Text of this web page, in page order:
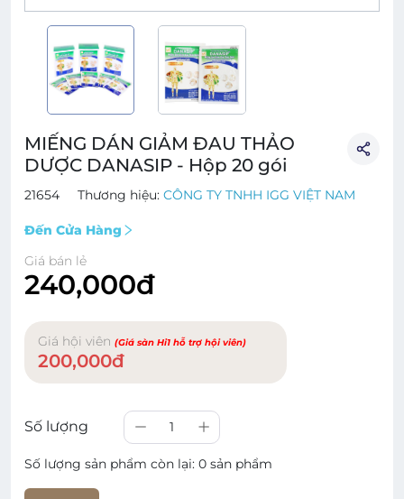
MIẾNG DÁN GIẢM ĐAU THẢO
DƯỢC DANASIP - Hộp 20 gói
21654 Thương hiệu: CÔNG TY TNHH IGG VIỆT NAM
Đến Cửa Hàng
Giá bán lẻ
240,000đ
Giá hội viên (Giá sàn Hi1 hỗ trợ hội viên)
200,000đ
Số lượng 1
Số lượng sản phẩm còn lại: 0 sản phẩm